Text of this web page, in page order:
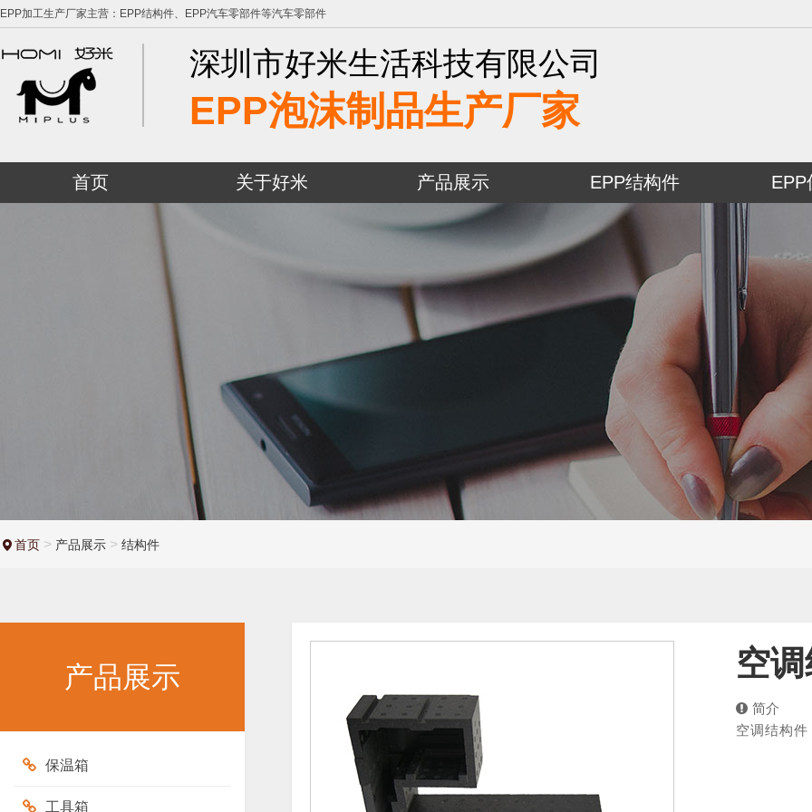
EPP加工生产厂家主营：EPP结构件、EPP汽车零部件等汽车零部件
深圳市好米生活科技有限公司
EPP泡沫制品生产厂家
首页 关于好米 产品展示 EPP结构件 EPP
首页 > 产品展示 > 结构件
产品展示
保温箱
工具箱
空
简介
空调结构件